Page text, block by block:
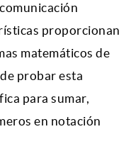
proporcionan
matemáticos de
probar esta
para sumar,
en notación